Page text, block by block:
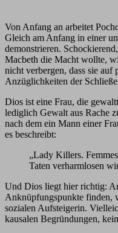
Von Anfang an arbeitet
Gleich am Anfang in einer
demonstrieren.
Macbeth die Macht wollte,
nicht verbergen, dass sie
Anzüglichkeiten der
Dios ist eine Frau, die
lediglich Gewalt aus Rache
nach dem ein Mann einer
es beschreibt:
„Lady Killers.
Taten verharmlosen
Und Dios liegt hier richtig:
Anknüpfungspunkte finden,
sozialen Aufsteigerin.
kausalen Begründungen,